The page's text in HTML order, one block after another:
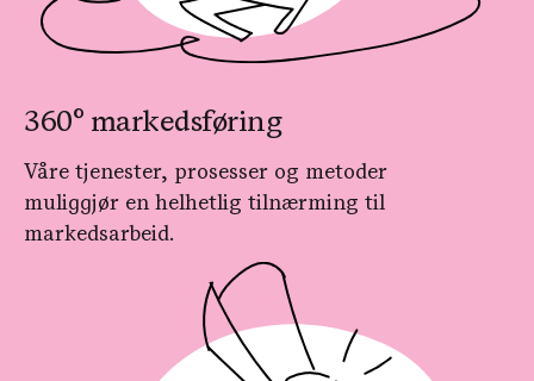
360° markedsføring
Våre tjenester, prosesser og metoder
muliggjør en helhetlig tilnærming til
markedsarbeid.